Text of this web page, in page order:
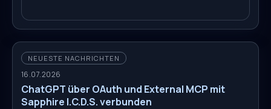
NEUESTE NACHRICHTEN
16.07.2026
ChatGPT über OAuth und External MCP mit
Sapphire I.C.D.S. verbunden